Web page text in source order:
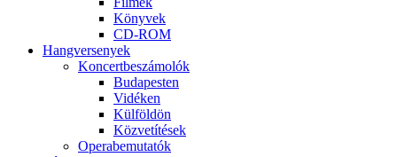
Könyvek
CD-ROM
Hangversenyek
Koncertbeszámolók
Budapesten
Vidéken
Külföldön
Közvetítések
Operabemutatók